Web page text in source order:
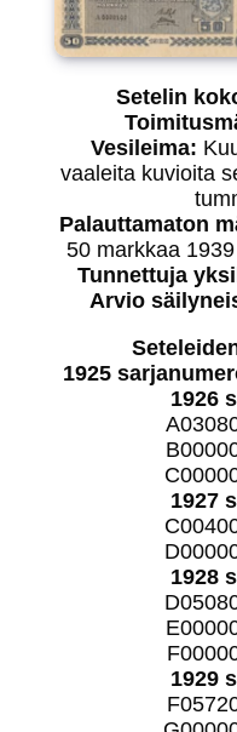
Setelin
Vesileima:
vaaleita kuvioita
Palauttamaton
50 markkaa
Tunnettuja
Arvio
1925
1926
1927
1928
1929